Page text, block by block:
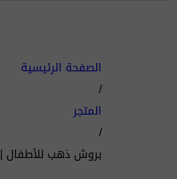
الصفحة الرئيسية
/
المتجر
/
بروش ذهب للأطفال | 272450